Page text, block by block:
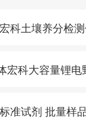
准试剂 批量样